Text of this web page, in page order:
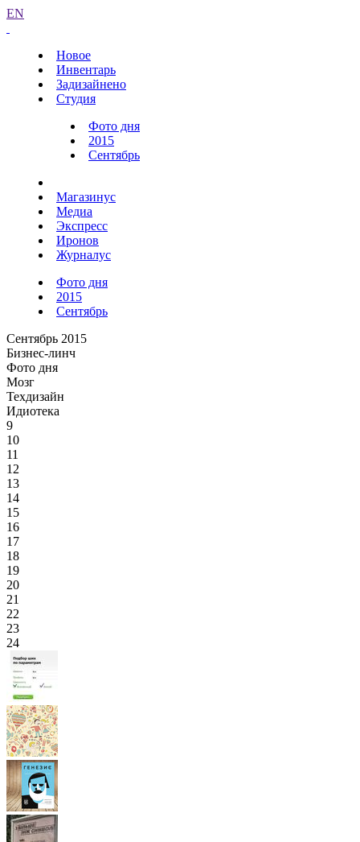
EN
Новое
Инвентарь
Задизайнено
Студия
Фото дня
2015
Сентябрь
Магазинус
Медиа
Экспресс
Иронов
Журналус
Фото дня
2015
Сентябрь
Сентябрь 2015
Бизнес-линч
Фото дня
Мозг
Техдизайн
Идиотека
9
10
11
12
13
14
15
16
17
18
19
20
21
22
23
24